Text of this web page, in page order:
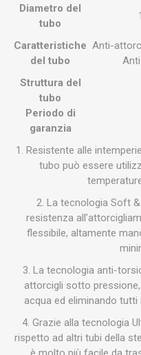
Diametro del
tubo
Caratteristiche
del tubo
Anti-
Struttura del
tubo
Periodo di
garanzia
1. Resistente alle
tubo può essere
2. La tecnologia Soft
resistenza
flessibile, altamente
3. La tecnologia anti-
attorcigli sotto
acqua ed eliminando
4. Grazie alla tecnologia
rispetto ad altri tubi della